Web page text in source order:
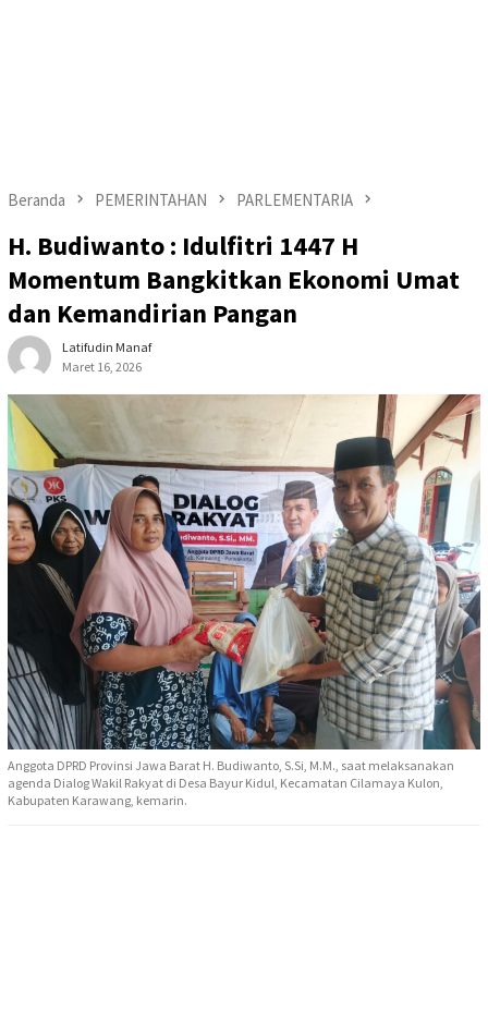
Beranda PEMERINTAHAN PARLEMENTARIA
H. Budiwanto : Idulfitri 1447 H
Momentum Bangkitkan Ekonomi Umat
dan Kemandirian Pangan
Latifudin Manaf
Maret 16, 2026
Anggota DPRD Provinsi Jawa Barat H. Budiwanto, S.Si, M.M., saat melaksanakan
agenda Dialog Wakil Rakyat di Desa Bayur Kidul, Kecamatan Cilamaya Kulon,
Kabupaten Karawang, kemarin.